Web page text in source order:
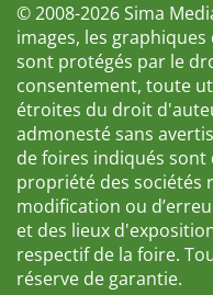
© 2008-2026 Sima
images, les
sont protégés par le
consentement, toute
étroites du droit
admonesté sans
de foires indiqués sont
propriété des sociétés
modification ou
et des lieux
respectif de la foire.
réserve de garantie.